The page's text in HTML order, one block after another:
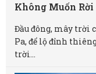
Không Muốn Rời
Đầu đông, mây trời
Pa, để lộ đỉnh
trời...